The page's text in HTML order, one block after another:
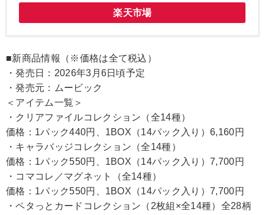
楽天市場
■新商品情報（※価格は全て税込）
・発売日：2026年3月6日頃予定
・発売元：ムービック
＜アイテム一覧＞
・クリアファイルコレクション（全14種）
価格：1パック440円、1BOX（14パック入り）6,160円
・キャラバッジコレクション（全14種）
価格：1パック550円、1BOX（14パック入り）7,700円
・コマコレ／マグネット（全14種）
価格：1パック550円、1BOX（14パック入り）7,700円
・ペタっとカードコレクション（2枚組×全14種）全28柄